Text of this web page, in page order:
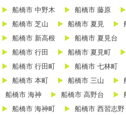
船橋市 中野木 船橋市 藤原
船橋市 芝山 船橋市 夏見
船橋市 新高根 船橋市 夏見台
船橋市 行田 船橋市 夏見町
船橋市 行田町 船橋市 七林町
船橋市 本町 船橋市 三山
船橋市 海神 船橋市 高野台
船橋市 海神町 船橋市 西習志野